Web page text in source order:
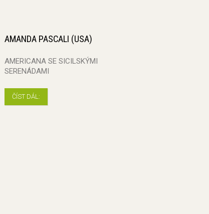
AMANDA PASCALI (USA)
AMERICANA SE SICILSKÝMI
SERENÁDAMI
ČÍST DÁL: